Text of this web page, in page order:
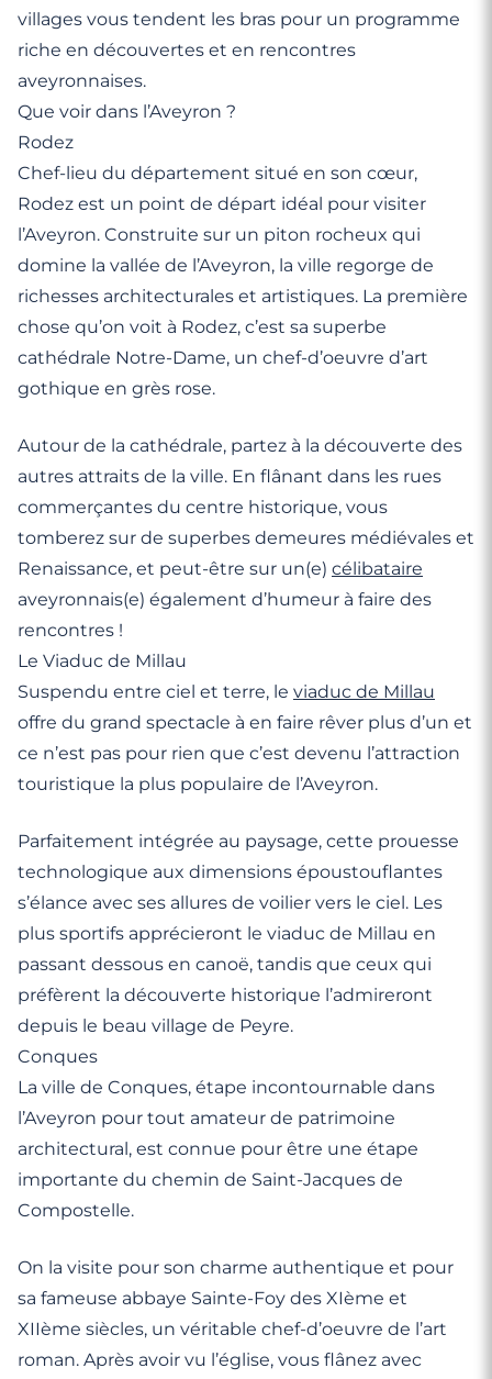
villages vous tendent les bras pour un programme
riche en découvertes et en rencontres
aveyronnaises.
Que voir dans l’Aveyron ?
Rodez
Chef-lieu du département situé en son cœur,
Rodez est un point de départ idéal pour visiter
l’Aveyron. Construite sur un piton rocheux qui
domine la vallée de l’Aveyron, la ville regorge de
richesses architecturales et artistiques. La première
chose qu’on voit à Rodez, c’est sa superbe
cathédrale Notre-Dame, un chef-d’oeuvre d’art
gothique en grès rose.
Autour de la cathédrale, partez à la découverte des
autres attraits de la ville. En flânant dans les rues
commerçantes du centre historique, vous
tomberez sur de superbes demeures médiévales et
Renaissance, et peut-être sur un(e) célibataire
aveyronnais(e) également d’humeur à faire des
rencontres !
Le Viaduc de Millau
Suspendu entre ciel et terre, le viaduc de Millau
offre du grand spectacle à en faire rêver plus d’un et
ce n’est pas pour rien que c’est devenu l’attraction
touristique la plus populaire de l’Aveyron.
Parfaitement intégrée au paysage, cette prouesse
technologique aux dimensions époustouflantes
s’élance avec ses allures de voilier vers le ciel. Les
plus sportifs apprécieront le viaduc de Millau en
passant dessous en canoë, tandis que ceux qui
préfèrent la découverte historique l’admireront
depuis le beau village de Peyre.
Conques
La ville de Conques, étape incontournable dans
l’Aveyron pour tout amateur de patrimoine
architectural, est connue pour être une étape
importante du chemin de Saint-Jacques de
Compostelle.
On la visite pour son charme authentique et pour
sa fameuse abbaye Sainte-Foy des XIème et
XIIème siècles, un véritable chef-d’oeuvre de l’art
roman. Après avoir vu l’église, vous flânez avec